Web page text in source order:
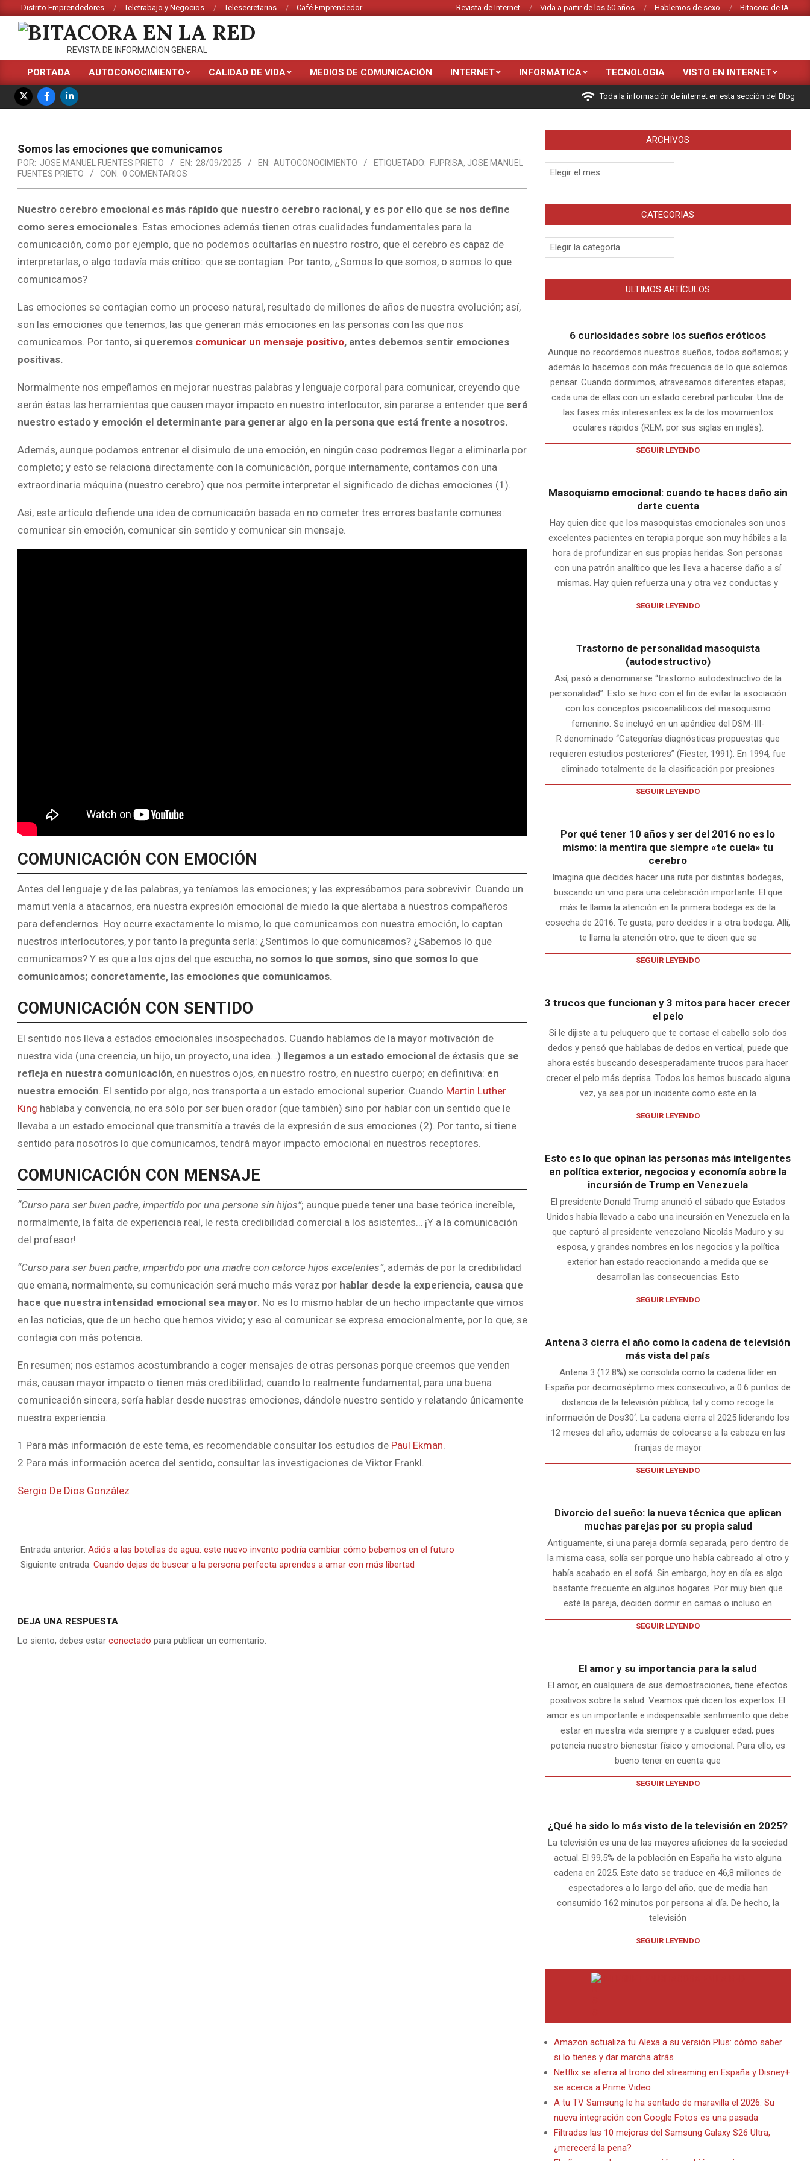
Saltar
contenido
Distrito Emprendedores Teletrabajo y Negocios Telesecretarias Café Emprendedor Revista de Internet Vida a partir de los 50 años Hablemos de sexo Bitacora de IA
BITACORA
EN
LA
RED
REVISTA DE INFORMACION GENERAL
Menú
de
navegación
PORTADA AUTOCONOCIMIENTO CALIDAD DE VIDA MEDIOS DE COMUNICACIÓN INTERNET INFORMÁTICA TECNOLOGIA VISTO EN INTERNET
Toda la información de internet en esta sección del Blog
Somos las emociones que comunicamos
POR: JOSE MANUEL FUENTES PRIETO EN: 28/09/2025 EN: AUTOCONOCIMIENTO ETIQUETADO: FUPRISA, JOSE MANUEL
FUENTES PRIETO
CON: 0 COMENTARIOS
Nuestro cerebro emocional es más rápido que nuestro cerebro racional, y es por ello que se nos define
como seres emocionales. Estas emociones además tienen otras cualidades fundamentales para la
comunicación, como por ejemplo, que no podemos ocultarlas en nuestro rostro, que el cerebro es capaz de
interpretarlas, o algo todavía más crítico: que se contagian. Por tanto, ¿Somos lo que somos, o somos lo que
comunicamos?
Las emociones se contagian como un proceso natural, resultado de millones de años de nuestra evolución; así,
son las emociones que tenemos, las que generan más emociones en las personas con las que nos
comunicamos. Por tanto, si queremos comunicar un mensaje positivo, antes debemos sentir emociones
positivas.
Normalmente nos empeñamos en mejorar nuestras palabras y lenguaje corporal para comunicar, creyendo que
serán éstas las herramientas que causen mayor impacto en nuestro interlocutor, sin pararse a entender que será
nuestro estado y emoción el determinante para generar algo en la persona que está frente a nosotros.
Además, aunque podamos entrenar el disimulo de una emoción, en ningún caso podremos llegar a eliminarla por
completo; y esto se relaciona directamente con la comunicación, porque internamente, contamos con una
extraordinaria máquina (nuestro cerebro) que nos permite interpretar el significado de dichas emociones (1).
Así, este artículo defiende una idea de comunicación basada en no cometer tres errores bastante comunes:
comunicar sin emoción, comunicar sin sentido y comunicar sin mensaje.
COMUNICACIÓN CON EMOCIÓN
Antes del lenguaje y de las palabras, ya teníamos las emociones; y las expresábamos para sobrevivir. Cuando un
mamut venía a atacarnos, era nuestra expresión emocional de miedo la que alertaba a nuestros compañeros
para defendernos. Hoy ocurre exactamente lo mismo, lo que comunicamos con nuestra emoción, lo captan
nuestros interlocutores, y por tanto la pregunta sería: ¿Sentimos lo que comunicamos? ¿Sabemos lo que
comunicamos? Y es que a los ojos del que escucha, no somos lo que somos, sino que somos lo que
comunicamos; concretamente, las emociones que comunicamos.
COMUNICACIÓN CON SENTIDO
El sentido nos lleva a estados emocionales insospechados. Cuando hablamos de la mayor motivación de
nuestra vida (una creencia, un hijo, un proyecto, una idea…) llegamos a un estado emocional de éxtasis que se
refleja en nuestra comunicación, en nuestros ojos, en nuestro rostro, en nuestro cuerpo; en definitiva: en
nuestra emoción . El sentido por algo, nos transporta a un estado emocional superior. Cuando Martin Luther
King hablaba y convencía, no era sólo por ser buen orador (que también) sino por hablar con un sentido que le
llevaba a un estado emocional que transmitía a través de la expresión de sus emociones (2). Por tanto, si tiene
sentido para nosotros lo que comunicamos, tendrá mayor impacto emocional en nuestros receptores.
COMUNICACIÓN CON MENSAJE
“Curso para ser buen padre, impartido por una persona sin hijos”; aunque puede tener una base teórica increíble,
normalmente, la falta de experiencia real, le resta credibilidad comercial a los asistentes… ¡Y a la comunicación
del profesor!
“Curso para ser buen padre, impartido por una madre con catorce hijos excelentes”, además de por la credibilidad
que emana, normalmente, su comunicación será mucho más veraz por hablar desde la experiencia, causa que
hace que nuestra intensidad emocional sea mayor . No es lo mismo hablar de un hecho impactante que vimos
en las noticias, que de un hecho que hemos vivido; y eso al comunicar se expresa emocionalmente, por lo que, se
contagia con más potencia.
En resumen; nos estamos acostumbrando a coger mensajes de otras personas porque creemos que venden
más, causan mayor impacto o tienen más credibilidad; cuando lo realmente fundamental, para una buena
comunicación sincera, sería hablar desde nuestras emociones, dándole nuestro sentido y relatando únicamente
nuestra experiencia.
1 Para más información de este tema, es recomendable consultar los estudios de Paul Ekman
2 Para más información acerca del sentido, consultar las investigaciones de Viktor Frankl.
Sergio De Dios González
09-
28
Entrada anterior: Adiós a las botellas de agua: este nuevo invento podría cambiar cómo bebemos en el futuro
Siguiente entrada: Cuando dejas de buscar a la persona perfecta aprendes a amar con más libertad
DEJA UNA RESPUESTA
Lo siento, debes estar conectado para publicar un comentario.
ARCHIVOS
Archivos
CATEGORIAS
Categorias
ULTIMOS ARTÍCULOS
6 curiosidades sobre los sueños eróticos
Aunque no recordemos nuestros sueños, todos soñamos; y
además lo hacemos con más frecuencia de lo que solemos
pensar. Cuando dormimos, atravesamos diferentes etapas;
cada una de ellas con un estado cerebral particular. Una de
las fases más interesantes es la de los movimientos
oculares rápidos (REM, por sus siglas en inglés).
SEGUIR LEYENDO
Masoquismo emocional: cuando te haces daño sin
darte cuenta
Hay quien dice que los masoquistas emocionales son unos
excelentes pacientes en terapia porque son muy hábiles a la
hora de profundizar en sus propias heridas. Son personas
con una patrón analítico que les lleva a hacerse daño a sí
mismas. Hay quien refuerza una y otra vez conductas y
SEGUIR LEYENDO
Trastorno de personalidad masoquista
(autodestructivo)
Así, pasó a denominarse “trastorno autodestructivo de la
personalidad”. Esto se hizo con el fin de evitar la asociación
con los conceptos psicoanalíticos del masoquismo
femenino. Se incluyó en un apéndice del DSM-III-
R denominado “Categorías diagnósticas propuestas que
requieren estudios posteriores” (Fiester, 1991). En 1994, fue
eliminado totalmente de la clasificación por presiones
SEGUIR LEYENDO
Por qué tener 10 años y ser del 2016 no es lo
mismo: la mentira que siempre «te cuela» tu
cerebro
Imagina que decides hacer una ruta por distintas bodegas,
buscando un vino para una celebración importante. El que
más te llama la atención en la primera bodega es de la
cosecha de 2016. Te gusta, pero decides ir a otra bodega. Allí,
te llama la atención otro, que te dicen que se
SEGUIR LEYENDO
3 trucos que funcionan y 3 mitos para hacer crecer
el pelo
Si le dijiste a tu peluquero que te cortase el cabello solo dos
dedos y pensó que hablabas de dedos en vertical, puede que
ahora estés buscando desesperadamente trucos para hacer
crecer el pelo más deprisa. Todos los hemos buscado alguna
vez, ya sea por un incidente como este en la
SEGUIR LEYENDO
Esto es lo que opinan las personas más inteligentes
en política exterior, negocios y economía sobre la
incursión de Trump en Venezuela
El presidente Donald Trump anunció el sábado que Estados
Unidos había llevado a cabo una incursión en Venezuela en la
que capturó al presidente venezolano Nicolás Maduro y su
esposa, y grandes nombres en los negocios y la política
exterior han estado reaccionando a medida que se
desarrollan las consecuencias. Esto
SEGUIR LEYENDO
Antena 3 cierra el año como la cadena de televisión
más vista del país
Antena 3 (12.8%) se consolida como la cadena líder en
España por decimoséptimo mes consecutivo, a 0.6 puntos de
distancia de la televisión pública, tal y como recoge la
información de Dos30‘. La cadena cierra el 2025 liderando los
12 meses del año, además de colocarse a la cabeza en las
franjas de mayor
SEGUIR LEYENDO
Divorcio del sueño: la nueva técnica que aplican
muchas parejas por su propia salud
Antiguamente, si una pareja dormía separada, pero dentro de
la misma casa, solía ser porque uno había cabreado al otro y
había acabado en el sofá. Sin embargo, hoy en día es algo
bastante frecuente en algunos hogares. Por muy bien que
esté la pareja, deciden dormir en camas o incluso en
SEGUIR LEYENDO
El amor y su importancia para la salud
El amor, en cualquiera de sus demostraciones, tiene efectos
positivos sobre la salud. Veamos qué dicen los expertos. El
amor es un importante e indispensable sentimiento que debe
estar en nuestra vida siempre y a cualquier edad; pues
potencia nuestro bienestar físico y emocional. Para ello, es
bueno tener en cuenta que
SEGUIR LEYENDO
¿Qué ha sido lo más visto de la televisión en 2025?
La televisión es una de las mayores aficiones de la sociedad
actual. El 99,5% de la población en España ha visto alguna
cadena en 2025. Este dato se traduce en 46,8 millones de
espectadores a lo largo del año, que de media han
consumido 162 minutos por persona al día. De hecho, la
televisión
SEGUIR LEYENDO
Amazon actualiza tu Alexa a su versión Plus: cómo saber
si lo tienes y dar marcha atrás
Netflix se aferra al trono del streaming en España y Disney+
se acerca a Prime Video
A tu TV Samsung le ha sentado de maravilla el 2026. Su
nueva integración con Google Fotos es una pasada
Filtradas las 10 mejoras del Samsung Galaxy S26 Ultra,
¿merecerá la pena?